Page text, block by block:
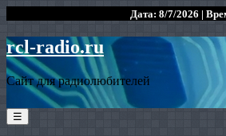
Дата: 8/7/2026 |
rcl-radio.ru
Сайт для радиолюбителей
☰